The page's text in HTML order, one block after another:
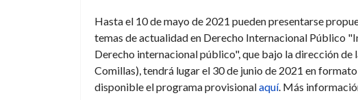
Hasta el 10 de mayo de 2021 pueden presentarse
temas de actualidad en Derecho Internacional Público
Derecho internacional público", que bajo la dirección
Comillas), tendrá lugar el 30 de junio de 2021 en
disponible el programa provisionalaquí. Más